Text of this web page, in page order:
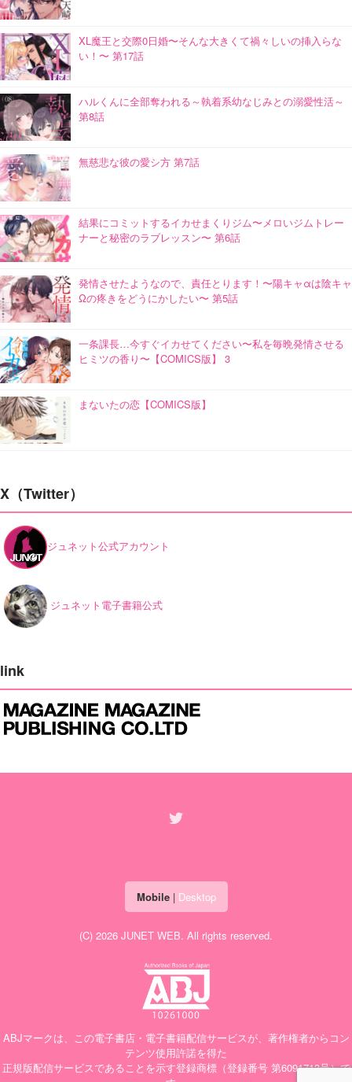
XL魔王と交際0日婚〜そんな大きくて禍々しいの挿入らな
い！〜 第17話
ハルくんに全部奪われる～執着系幼なじみとの溺愛性活～
第8話
無慈悲な彼の愛シ方 第7話
結果にコミットするイカせまくりジム〜メロいジムトレー
ナーと秘密のラブレッスン〜 第6話
発情させたようなので、責任とります！〜陽キャαは陰キャ
Ωの疼きをどうにかしたい〜 第5話
一条課長…今すぐイカせてください〜私を毎晩発情させる
ヒミツの香り〜【COMICS版】 3
まないたの恋【COMICS版】
X（Twitter）
ジュネット公式アカウント
ジュネット電子書籍公式
link
Mobile| Desktop
(C) 2026 JUNET WEB. All rights reserved.
ABJマークは、この電子書店・電子書籍配信サービスが、著作権者からコン
テンツ使用許諾を得た
正規版配信サービスであることを示す登録商標（登録番号 第6091713号）で